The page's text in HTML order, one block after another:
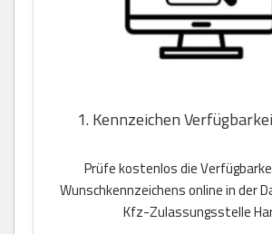
1. Kennzeichen
Prüfe kostenlos die
Wunschkennzeichens online in der
Kfz-Zulassungsstelle